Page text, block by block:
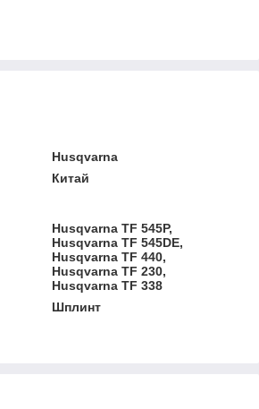
Husqvarna
Китай
Husqvarna TF 545P,
Husqvarna TF 545DE,
Husqvarna TF 440,
Husqvarna TF 230,
Husqvarna TF 338
Шплинт